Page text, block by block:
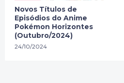
Novos Títulos de
Episódios do Anime
Pokémon Horizontes
(Outubro/2024)
24/10/2024